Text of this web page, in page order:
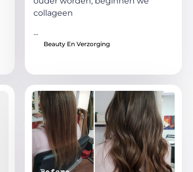
collageen
...
Beauty En Verzorging